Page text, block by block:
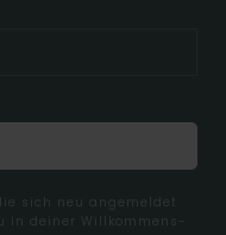
sich neu angemeldet
deiner Willkommens-